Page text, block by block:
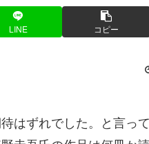
LINE コピー
はずれでした。と言っ